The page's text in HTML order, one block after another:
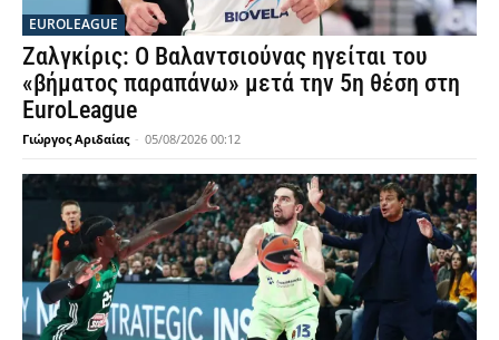
EUROLEAGUE
Ζαλγκίρις: Ο Βαλαντσιούνας ηγείται του
«βήματος παραπάνω» μετά την 5η θέση στη
EuroLeague
Γιώργος Αριδαίας - 05/08/2026 00:12